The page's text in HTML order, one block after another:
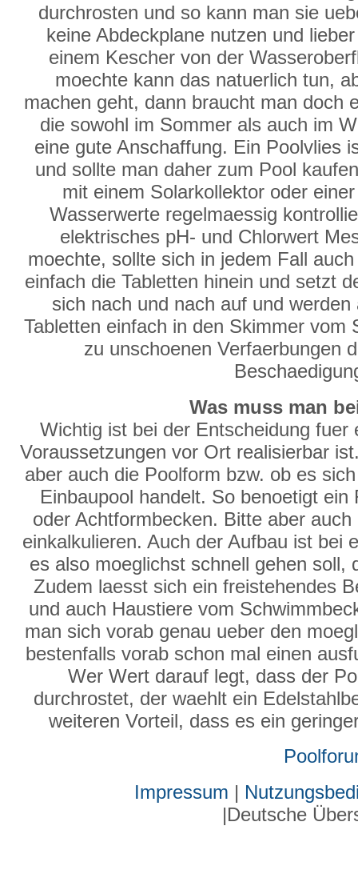
durchrosten und so kann man sie
keine Abdeckplane nutzen und
einem Kescher von der
moechte kann das natuerlich tun,
machen geht, dann braucht man doch
die sowohl im Sommer als auch im
eine gute Anschaffung. Ein Poolvlies
und sollte man daher zum Pool
mit einem Solarkollektor oder
Wasserwerte regelmaessig
elektrisches pH- und Chlorwert
moechte, sollte sich in jedem Fall
einfach die Tabletten hinein und setzt
sich nach und nach auf und
Tabletten einfach in den Skimmer vom
zu unschoenen Verfaerbungen
Was muss man
Wichtig ist bei der Entscheidung
Voraussetzungen vor Ort realisierbar
aber auch die Poolform bzw. ob es
Einbaupool handelt. So benoetigt
oder Achtformbecken. Bitte aber
einkalkulieren. Auch der Aufbau ist bei
es also moeglichst schnell gehen soll,
Zudem laesst sich ein freistehendes
und auch Haustiere vom
man sich vorab genau ueber den
bestenfalls vorab schon mal einen
Wer Wert darauf legt, dass der
durchrostet, der waehlt ein
weiteren Vorteil, dass es ein
Impressum |
|Deutsche